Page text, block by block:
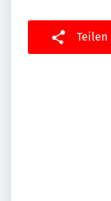
Teilen